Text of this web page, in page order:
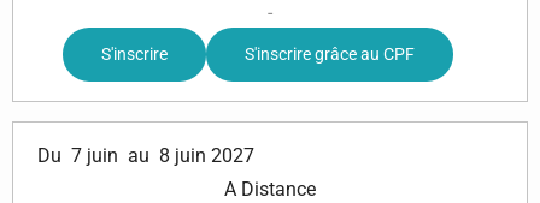
-
S'inscrire S'inscrire grâce au CPF
Du 7 juin au 8 juin 2027
A Distance